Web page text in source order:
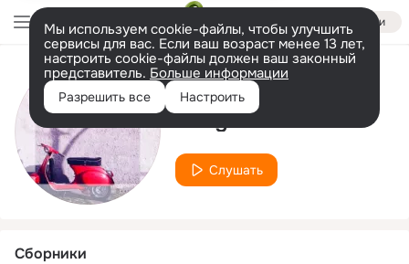
Войти
Мы используем cookie-файлы, чтобы улучшить
сервисы для вас. Если ваш возраст менее 13 лет,
настроить cookie-файлы должен ваш законный
представитель. Больше информации
Разрешить все Настроить
Исполнитель
Zanghie
Слушать
Сборники